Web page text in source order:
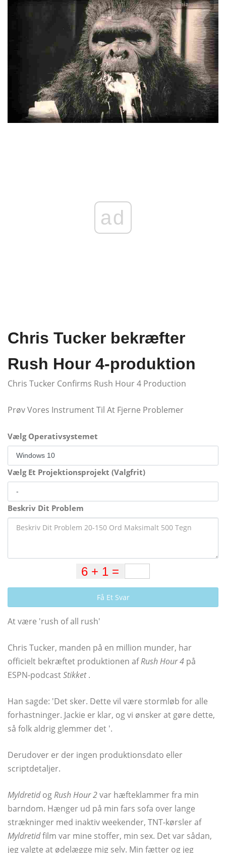
ad
Chris Tucker bekræfter
Rush Hour 4-produktion
Chris Tucker Confirms Rush Hour 4 Production
Prøv Vores Instrument Til At Fjerne Problemer
Vælg Operativsystemet
Vælg Et Projektionsprojekt (Valgfrit)
Beskriv Dit Problem
Få Et Svar
At være 'rush of all rush'
Chris Tucker, manden på en million munder, har
officielt bekræftet produktionen afRush Hour 4 på
ESPN-podcastStikket.
Han sagde: 'Det sker. Dette vil være stormløb for alle
forhastninger. Jackie er klar, og vi ønsker at gøre dette,
så folk aldrig glemmer det '.
Derudover er der ingen produktionsdato eller
scriptdetaljer.
MyldretidogRush Hour 2var hæfteklammer fra min
barndom. Hænger ud på min fars sofa over lange
strækninger med inaktiv weekender, TNT-kørsler af
Myldretidfilm var mine stoffer, min sex. Det var sådan,
jeg valgte at ødelægge mig selv. Min fætter og jeg